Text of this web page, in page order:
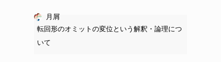
転回形のオミットの変位という解釈・論理につ
いて
月屑